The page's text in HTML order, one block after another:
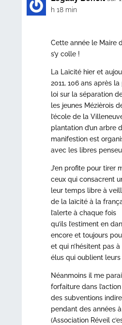
h 18 min
Cette année le Maire
s’y colle !
La Laïcité hier et
2011, 106 ans après
loi sur la séparation
les jeunes Mézièrois
l’école de la
plantation d’un arbre
manifestion est
avec les libres
J’en profite pour tirer
ceux qui consacrent
leur temps libre à
de la laïcité à la
l’alerte à chaque fois
qu’ils l’estiment en
encore et toujours
et qui n’hésitent pas
élus qui oublient
Néanmoins il me
forfaiture dans
des subventions
pendant des années à
(Association Réveil